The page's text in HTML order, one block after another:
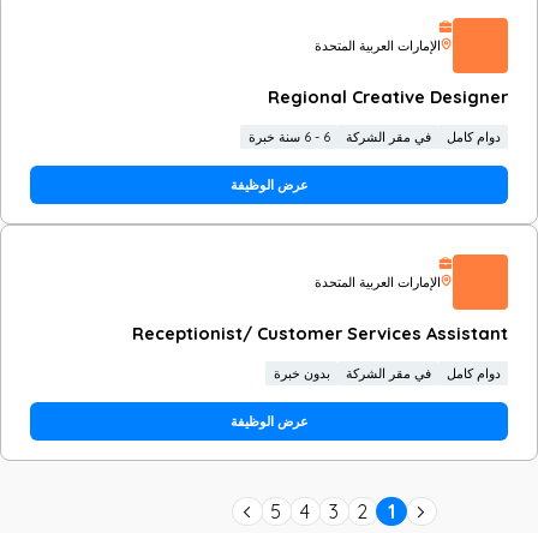
الإمارات العربية المتحدة
Regional Creative Designer
دوام كامل في مقر الشركة 6 - 6 سنة خبرة
عرض الوظيفة
الإمارات العربية المتحدة
Receptionist/ Customer Services Assistant
دوام كامل في مقر الشركة بدون خبرة
عرض الوظيفة
1
2
3
4
5